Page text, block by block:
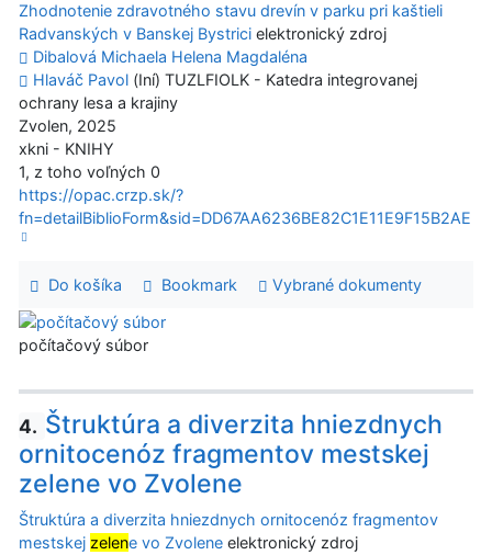
Zhodnotenie zdravotného stavu drevín v parku pri kaštieli
Radvanských v Banskej Bystrici elektronický zdroj
Dibalová Michaela Helena Magdaléna
Hlaváč Pavol (Iní) TUZLFIOLK - Katedra integrovanej
ochrany lesa a krajiny
Zvolen, 2025
xkni - KNIHY
1, z toho voľných 0
https://opac.crzp.sk/?
fn=detailBiblioForm&sid=DD67AA6236BE82C1E11E9F15B2AE
Do košíka Bookmark Vybrané dokumenty
počítačový súbor
4. Štruktúra a diverzita hniezdnych
ornitocenóz fragmentov mestskej
zelene vo Zvolene
Štruktúra a diverzita hniezdnych ornitocenóz fragmentov
mestskej zelene vo Zvolene elektronický zdroj